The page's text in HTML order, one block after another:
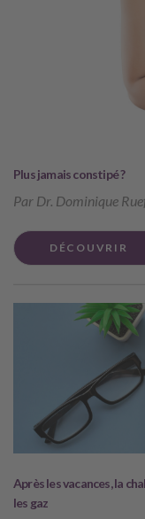
Plus jamais constipé ?
Par Dr. Dominique
DÉCOUVRIR
Après les vacances, la
les gaz